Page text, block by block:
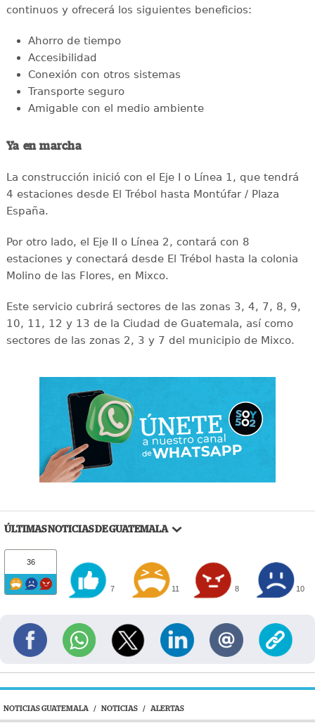
continuos y ofrecerá los siguientes beneficios:
Ahorro de tiempo
Accesibilidad
Conexión con otros sistemas
Transporte seguro
Amigable con el medio ambiente
Ya en marcha
La construcción inició con el Eje I o Línea 1, que tendrá
4 estaciones desde El Trébol hasta Montúfar / Plaza
España.
Por otro lado, el Eje II o Línea 2, contará con 8
estaciones y conectará desde El Trébol hasta la colonia
Molino de las Flores, en Mixco.
Este servicio cubrirá sectores de las zonas 3, 4, 7, 8, 9,
10, 11, 12 y 13 de la Ciudad de Guatemala, así como
sectores de las zonas 2, 3 y 7 del municipio de Mixco.
ÚLTIMAS NOTICIAS DE GUATEMALA
36
7 11 8 10
NOTICIAS GUATEMALA / NOTICIAS / ALERTAS